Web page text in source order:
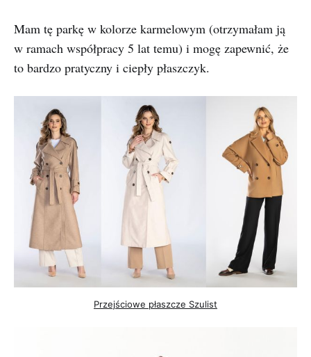
Mam tę parkę w kolorze karmelowym (otrzymałam ją
w ramach współpracy 5 lat temu) i mogę zapewnić, że
to bardzo pratyczny i ciepły płaszczyk.
Przejściowe płaszcze Szulist